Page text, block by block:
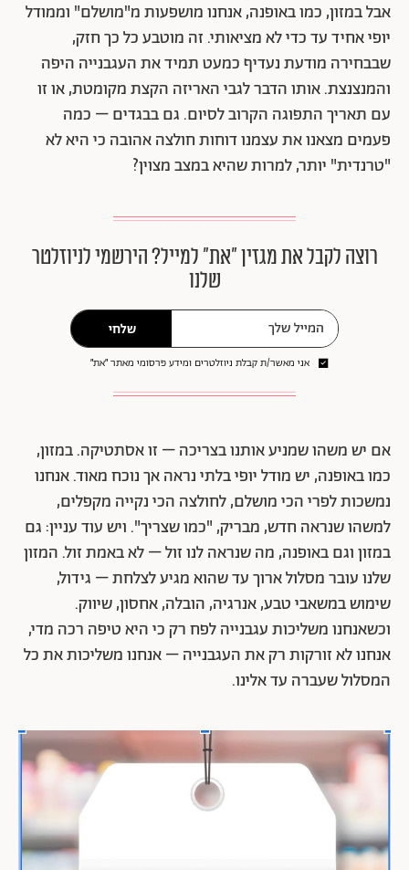
אבל במזון, כמו באופנה, אנחנו מושפעות מ"מושלם" וממודל
יופי אחיד עד כדי לא מציאותי. זה מוטבע כל כך חזק,
שבבחירה מודעת נעדיף כמעט תמיד את העגבנייה היפה
והמנצנצת. אותו הדבר לגבי האריזה הקצת מקומטת, או זו
עם תאריך התפוגה הקרוב לסיום. גם בבגדים – כמה
פעמים מצאנו את עצמנו דוחות חולצה אהובה כי היא לא
"טרנדית" יותר, למרות שהיא במצב מצוין?
רוצה לקבל את מגזין ״את״ למייל? הירשמי לניוזלטר
שלנו
שלחי
אני מאשר/ת קבלת ניוזלטרים ומידע פרסומי מאתר ״את״
אם יש משהו שמניע אותנו בצריכה – זו אסתטיקה. במזון,
כמו באופנה, יש מודל יופי בלתי נראה אך נוכח מאוד. אנחנו
נמשכות לפרי הכי מושלם, לחולצה הכי נקייה מקפלים,
למשהו שנראה חדש, מבריק, "כמו שצריך". ויש עוד עניין: גם
במזון וגם באופנה, מה שנראה לנו זול – לא באמת זול. המזון
שלנו עובר מסלול ארוך עד שהוא מגיע לצלחת – גידול,
שימוש במשאבי טבע, אנרגיה, הובלה, אחסון, שיווק.
וכשאנחנו משליכות עגבנייה לפח רק כי היא טיפה רכה מדי,
אנחנו לא זורקות רק את העגבנייה – אנחנו משליכות את כל
המסלול שעברה עד אלינו.